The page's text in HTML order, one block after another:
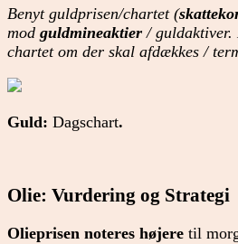
Benyt guldprisen/chartet (
mod guldmineaktier / guldaktiver.
chartet om der skal afdækkes /
Guld: Dagschart.
Olie: Vurdering og Strategi
Olieprisen noteres højere til